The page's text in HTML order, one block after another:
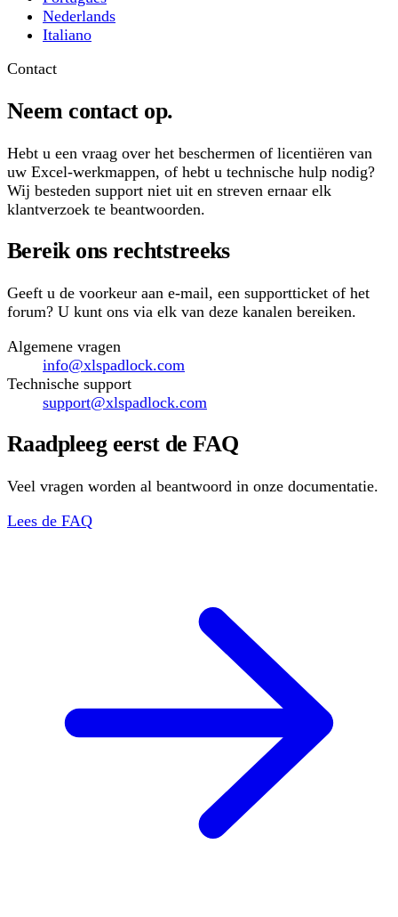
Nederlands
Italiano
Contact
Neem contact op.
Hebt u een vraag over het beschermen of licentiëren van
uw Excel-werkmappen, of hebt u technische hulp nodig?
Wij besteden support niet uit en streven ernaar elk
klantverzoek te beantwoorden.
Bereik ons rechtstreeks
Geeft u de voorkeur aan e-mail, een supportticket of het
forum? U kunt ons via elk van deze kanalen bereiken.
Algemene vragen
info@xlspadlock.com
Technische support
support@xlspadlock.com
Raadpleeg eerst de FAQ
Veel vragen worden al beantwoord in onze documentatie.
Lees de FAQ